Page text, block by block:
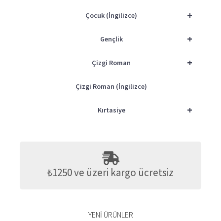
+
Çocuk (İngilizce)
+
Gençlik
+
Çizgi Roman
Çizgi Roman (İngilizce)
+
Kırtasiye
₺1250 ve üzeri kargo ücretsiz
YENI ÜRÜNLER